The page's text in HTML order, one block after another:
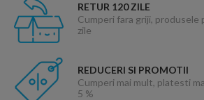
RETUR 120 ZILE
Cumperi fara griji,
zile
REDUCERI SI PROMOTII
Cumperi mai mult, platesti
5 %